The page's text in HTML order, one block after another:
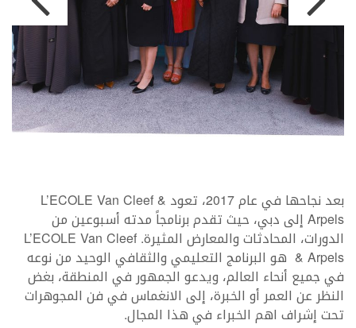
بعد نجاحها في عام 2017، تعود L’ECOLE Van Cleef &
Arpels إلى دبي، حيث تقدم برنامجاً مدته أسبوعين من
الدورات، المحادثات والمعارض المثيرة. L’ECOLE Van Cleef
& Arpels هو البرنامج التعليمي والثقافي الوحيد من نوعه
في جميع أنحاء العالم، ويدعو الجمهور في المنطقة، بغض
النظر عن العمر أو الخبرة، إلى الانغماس في فن المجوهرات
تحت إشراف اهم الخبراء في هذا المجال.